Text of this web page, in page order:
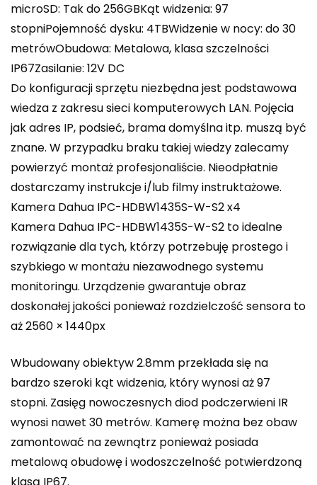
microSD: Tak do 256GBKąt widzenia: 97
stopniPojemność dysku: 4TBWidzenie w nocy: do 30
metrówObudowa: Metalowa, klasa szczelności
IP67Zasilanie: 12V DC
Do konfiguracji sprzętu niezbędna jest podstawowa
wiedza z zakresu sieci komputerowych LAN. Pojęcia
jak adres IP, podsieć, brama domyślna itp. muszą być
znane. W przypadku braku takiej wiedzy zalecamy
powierzyć montaż profesjonaliście. Nieodpłatnie
dostarczamy instrukcje i/lub filmy instruktażowe.
Kamera Dahua IPC-HDBW1435S-W-S2 x4
Kamera Dahua IPC-HDBW1435S-W-S2 to idealne
rozwiązanie dla tych, którzy potrzebuję prostego i
szybkiego w montażu niezawodnego systemu
monitoringu. Urządzenie gwarantuje obraz
doskonałej jakości ponieważ rozdzielczość sensora to
aż 2560 × 1440px
Wbudowany obiektyw 2.8mm przekłada się na
bardzo szeroki kąt widzenia, który wynosi aż 97
stopni. Zasięg nowoczesnych diod podczerwieni IR
wynosi nawet 30 metrów. Kamerę można bez obaw
zamontować na zewnątrz ponieważ posiada
metalową obudowę i wodoszczelność potwierdzoną